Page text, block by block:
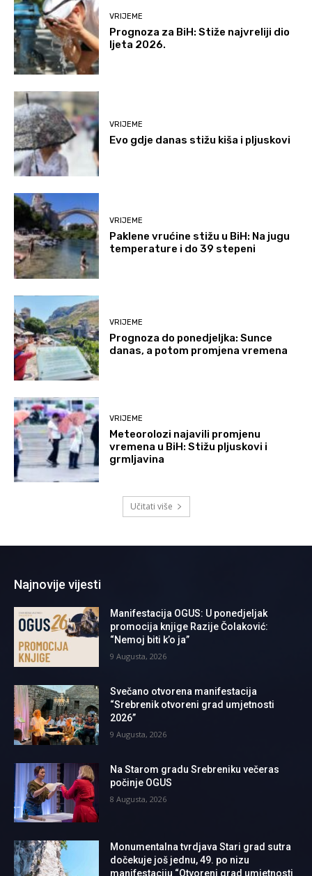
VRIJEME
Prognoza za BiH: Stiže najvreliji dio
ljeta 2026.
VRIJEME
Evo gdje danas stižu kiša i pljuskovi
VRIJEME
Paklene vrućine stižu u BiH: Na jugu
temperature i do 39 stepeni
VRIJEME
Prognoza do ponedjeljka: Sunce
danas, a potom promjena vremena
VRIJEME
Meteorolozi najavili promjenu
vremena u BiH: Stižu pljuskovi i
grmljavina
Učitati više
Najnovije vijesti
Manifestacija OGUS: U ponedjeljak
promocija knjige Razije Čolaković:
“Nemoj biti k’o ja”
9 Augusta, 2026
Svečano otvorena manifestacija
“Srebrenik otvoreni grad umjetnosti
2026”
9 Augusta, 2026
Na Starom gradu Srebreniku večeras
počinje OGUS
8 Augusta, 2026
Monumentalna tvrdjava Stari grad sutra
dočekuje još jednu, 49. po nizu
manifestaciju “Otvoreni grad umjetnosti